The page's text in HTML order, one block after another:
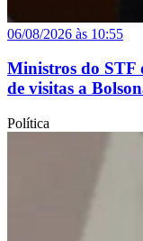
06/08/2026 às 10:55
Ministros do STF
de visitas a
Política